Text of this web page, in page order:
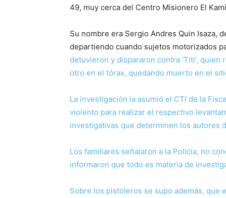
49, muy cerca del Centro Misionero El
Su nombre era Sergio Andres Quin Isaza,
departiendo cuando sujetos motorizados
detuvieron y dispararon contra ‘Titi’,
otro en el tórax, quedando muerto en el
La investigación la asumió el CTI de la
violento para realizar el respectivo
investigativas que determinen los autores
Los familiares señalaron a la Policía, no
informaron que todo es materia de
Sobre los pistoleros se supo además, que